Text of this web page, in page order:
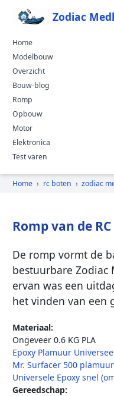
Zodiac
Home
Modelbouw
Overzicht
Bouw-blog
Romp
Opbouw
Motor
Elektronica
Test varen
Home › rc boten › zodiac
Romp van de
De romp vormt de
bestuurbare Zodiac
ervan was een
het vinden van een
Materiaal:
Ongeveer 0.6 KG PLA
Epoxy Plamuur
Mr. Surfacer 500
Universele Epoxy snel
Gereedschap: